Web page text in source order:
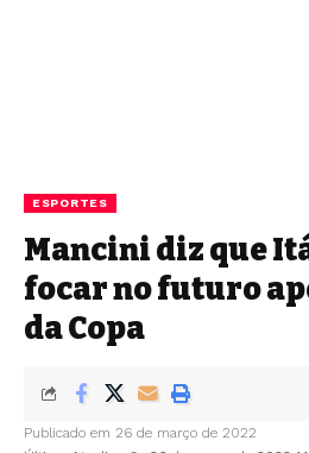
ESPORTES
Mancini diz que
focar no futuro
da Copa
Publicado em 26 de março de 2022